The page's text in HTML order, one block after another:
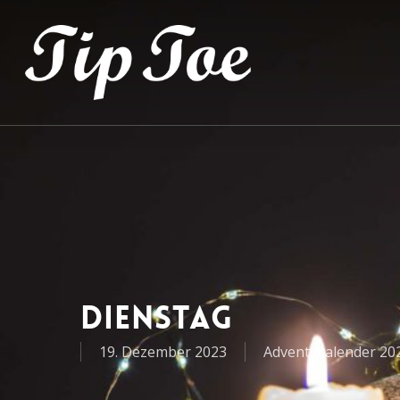
Dienstag
19. Dezember 2023 Adventskalender